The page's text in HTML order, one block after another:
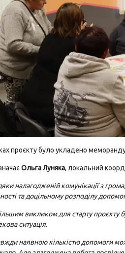
проєкту було укладено
Ольга Луняка, локальний
налагодженій комунікації з
та доцільному розподілу
викликом для старту
ситуація.
наявною кількістю допомоги